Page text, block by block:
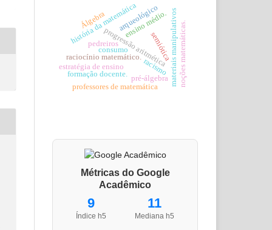
estratégia de ensinoprogressão aritmética
história da matemática materiais manipulativos
racismo
Álgebra
raciocínio matemático.
ensino médio.
pré-álgebra noções matemáticas.
semiótica
pedreiros
professores de matemática
consumo
formação docente.
arqueológico
Métricas do Google
Acadêmico
9
Índice h5
11
Mediana h5